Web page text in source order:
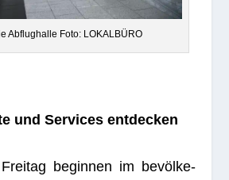
Abflug­halle Foto: LOKALBÜRO
und Ser­vices entdecken
begin­nen im bevöl­ke­